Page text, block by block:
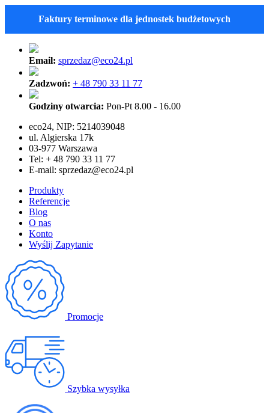
Faktury terminowe dla jednostek budżetowych
Email: sprzedaz@eco24.pl
Zadzwoń: + 48 790 33 11 77
Godziny otwarcia: Pon-Pt 8.00 - 16.00
eco24, NIP: 5214039048
ul. Algierska 17k
03-977 Warszawa
Tel: + 48 790 33 11 77
E-mail: sprzedaz@eco24.pl
Produkty
Referencje
Blog
O nas
Konto
Wyślij Zapytanie
Promocje
Szybka wysyłka